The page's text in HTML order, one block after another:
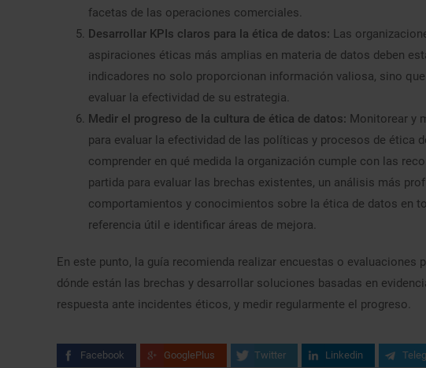
facetas de las operaciones comerciales.
Desarrollar KPIs claros para la ética de datos: Las
aspiraciones éticas más amplias en materia de datos deben
indicadores no solo proporcionan información valiosa, sino
evaluar la efectividad de su estrategia.
Medir el progreso de la cultura de ética de datos: Monitorear y
para evaluar la efectividad de las políticas y procesos de ética
comprender en qué medida la organización cumple con las
partida para evaluar las brechas existentes, un análisis más
comportamientos y conocimientos sobre la ética de datos en
referencia útil e identificar áreas de mejora.​
En este punto, la guía recomienda realizar encuestas o
dónde están las brechas y desarrollar soluciones basadas en
respuesta ante incidentes éticos, y medir regularmente el progreso.
Facebook GooglePlus Twitter Linkedin